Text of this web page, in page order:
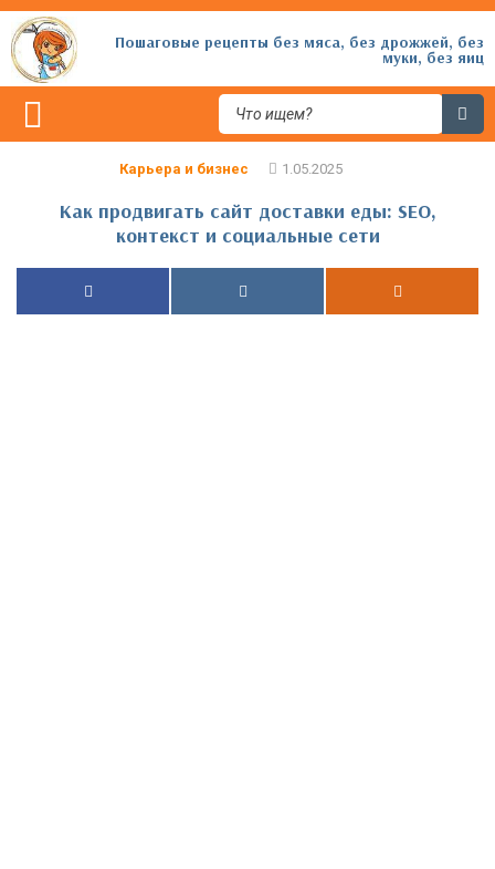
Пошаговые рецепты без мяса, без дрожжей, без
муки, без яиц
Карьера и бизнес
Как продвигать сайт доставки еды: SEO,
контекст и социальные сети